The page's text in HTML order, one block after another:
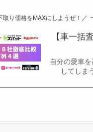
取り価格をMAXにしようぜ！／
【車一括
自分の愛車
してしま